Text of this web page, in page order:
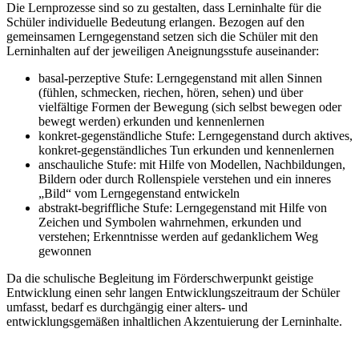
Die Lernprozesse sind so zu gestalten, dass Lerninhalte für die
Schüler individuelle Bedeutung erlangen. Bezogen auf den
gemeinsamen Lerngegenstand setzen sich die Schüler mit den
Lerninhalten auf der jeweiligen Aneignungsstufe auseinander:
basal-perzeptive Stufe: Lerngegenstand mit allen Sinnen
(fühlen, schmecken, riechen, hören, sehen) und über
vielfältige Formen der Bewegung (sich selbst bewegen oder
bewegt werden) erkunden und kennenlernen
konkret-gegenständliche Stufe: Lerngegenstand durch aktives,
konkret-gegenständliches Tun erkunden und kennenlernen
anschauliche Stufe: mit Hilfe von Modellen, Nachbildungen,
Bildern oder durch Rollenspiele verstehen und ein inneres
„Bild“ vom Lerngegenstand entwickeln
abstrakt-begriffliche Stufe: Lerngegenstand mit Hilfe von
Zeichen und Symbolen wahrnehmen, erkunden und
verstehen; Erkenntnisse werden auf gedanklichem Weg
gewonnen
Da die schulische Begleitung im Förderschwerpunkt geistige
Entwicklung einen sehr langen Entwicklungszeitraum der Schüler
umfasst, bedarf es durchgängig einer alters- und
entwicklungsgemäßen inhaltlichen Akzentuierung der Lerninhalte.